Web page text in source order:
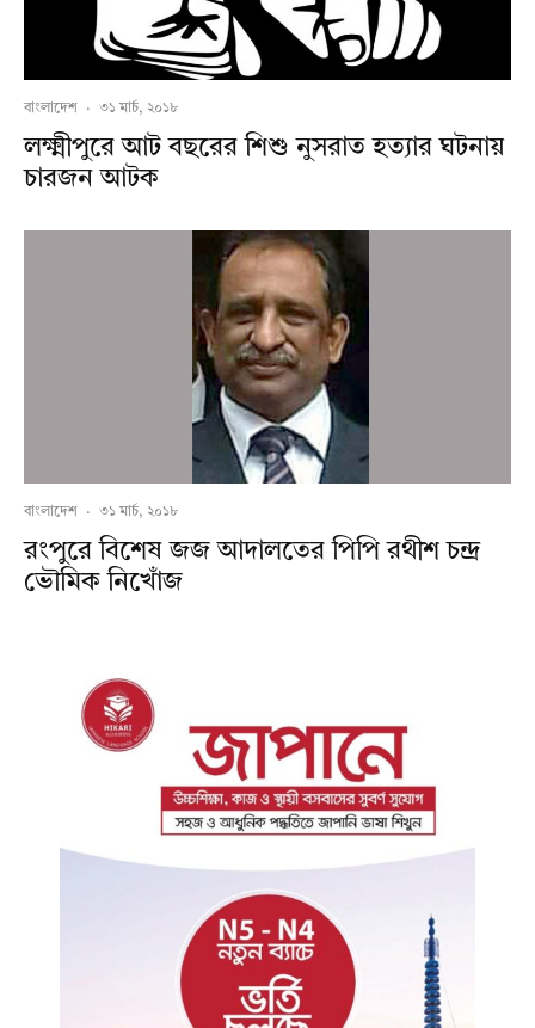
বাংলাদেশ · ৩১ মার্চ, ২০১৮
লক্ষ্মীপুরে আট বছরের শিশু নুসরাত হত্যার ঘটনায়
চারজন আটক
বাংলাদেশ · ৩১ মার্চ, ২০১৮
রংপুরে বিশেষ জজ আদালতের পিপি রথীশ চন্দ্র
ভৌমিক নিখোঁজ